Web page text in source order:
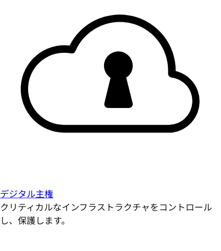
デジタル主権
クリティカルなインフラストラクチャをコントロール
し、保護します。